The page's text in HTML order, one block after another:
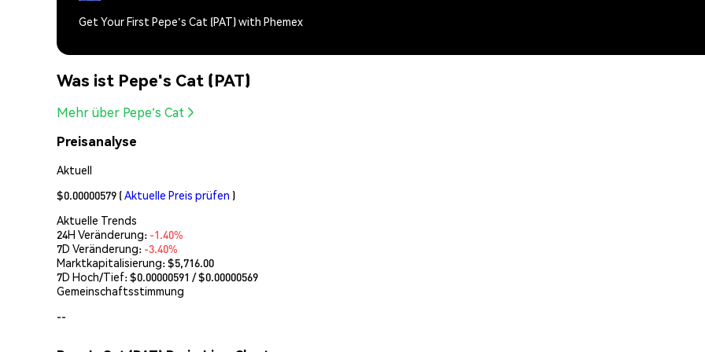
Get Your First Pepe's Cat (PAT) with Phemex
Was ist Pepe's Cat (PAT)
Mehr über Pepe's Cat
Preisanalyse
Aktuell
$0.00000579 (Aktuelle Preis prüfen )
Aktuelle Trends
24H Veränderung: -1.40%
7D Veränderung: -3.40%
Marktkapitalisierung:$5,716.00
7D Hoch/Tief: $0.00000591 / $0.00000569
Gemeinschaftsstimmung
--